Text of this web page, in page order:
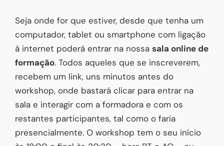
Seja onde for que estiver, desde que tenha um
computador, tablet ou smartphone com ligação
à internet poderá entrar na nossa sala online de
formação. Todos aqueles que se inscreverem,
recebem um link, uns minutos antes do
workshop, onde bastará clicar para entrar na
sala e interagir com a formadora e com os
restantes participantes, tal como o faria
presencialmente. O workshop tem o seu início